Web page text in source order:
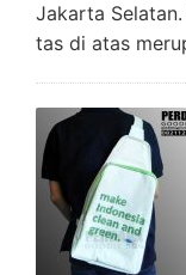
Jakarta
tas di atas